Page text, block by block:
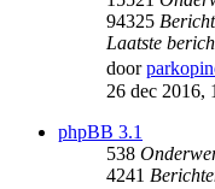
94325
Laatste
door
26 dec 2016,
phpBB 3.1
538
4241